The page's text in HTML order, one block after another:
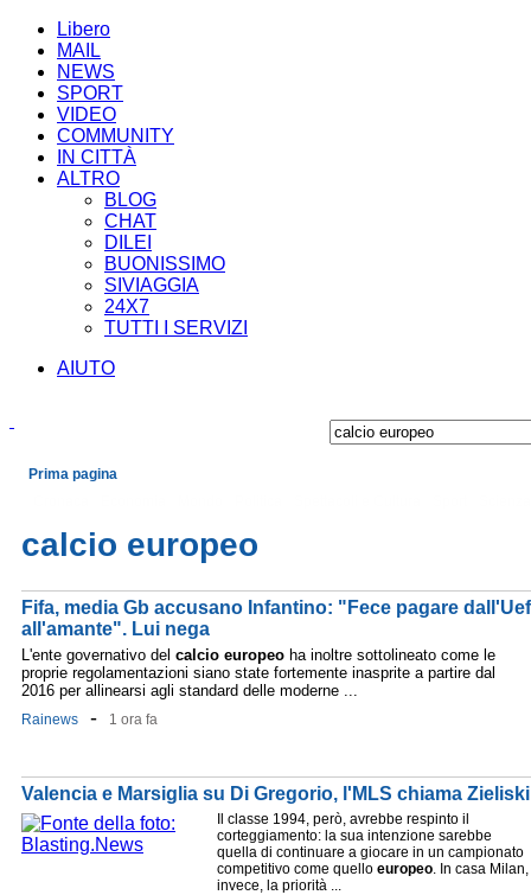
Libero
MAIL
NEWS
SPORT
VIDEO
COMMUNITY
IN CITTÀ
ALTRO
BLOG
CHAT
DILEI
BUONISSIMO
SIVIAGGIA
24X7
TUTTI I SERVIZI
AIUTO
Prima pagina
calcio europeo
Fifa, media Gb accusano Infantino: "Fece pagare
all'amante". Lui nega
L'ente governativo del calcio europeo ha inoltre sottolineato come le
proprie regolamentazioni siano state fortemente inasprite a partire dal
2016 per allinearsi agli standard delle moderne ...
Rainews - 1 ora fa
Valencia e Marsiglia su Di Gregorio, l'MLS chiama
Il classe 1994, però, avrebbe respinto il
corteggiamento: la sua intenzione sarebbe
quella di continuare a giocare in un campionato
competitivo come quello europeo. In casa Milan,
invece, la priorità ...